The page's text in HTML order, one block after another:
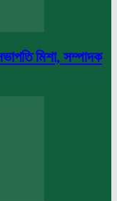
মিশা, সম্পাদক